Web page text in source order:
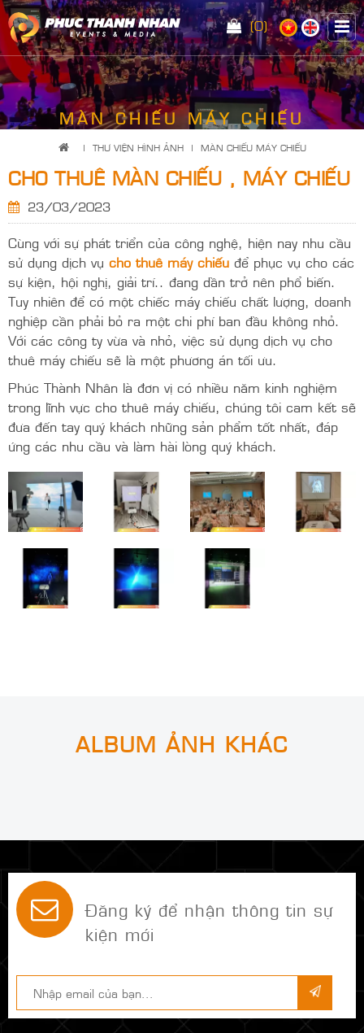
(0)
MÀN CHIẾU MÁY CHIẾU
| THƯ VIỆN HÌNH ẢNH | MÀN CHIẾU MÁY CHIẾU
CHO THUÊ MÀN CHIẾU , MÁY CHIẾU
23/03/2023
Cùng với sự phát triển của công nghệ, hiện nay nhu cầu
sử dụng dịch vụ cho thuê máy chiếu để phục vụ cho các
sự kiện, hội nghị, giải trí.. đang dần trở nên phổ biến.
Tuy nhiên để có một chiếc máy chiếu chất lượng, doanh
nghiệp cần phải bỏ ra một chi phí ban đầu không nhỏ.
Với các công ty vừa và nhỏ, việc sử dụng dịch vụ cho
thuê máy chiếu sẽ là một phương án tối ưu.
Phúc Thành Nhân là đơn vị có nhiều năm kinh nghiệm
trong lĩnh vực cho thuê máy chiếu, chúng tôi cam kết sẽ
đưa đến tay quý khách những sản phẩm tốt nhất, đáp
ứng các nhu cầu và làm hài lòng quý khách.
ALBUM ẢNH KHÁC
Đăng ký để nhận thông tin sự
kiện mới